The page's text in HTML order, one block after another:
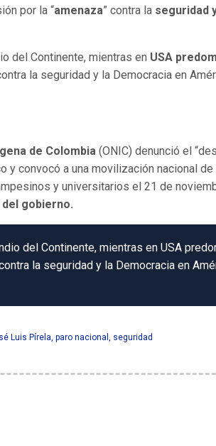
por la “amenaza” contra la seguridad
del Continente, mientras en USA
la seguridad y la Democracia en
de Colombia (ONIC) denunció el
y convocó a una movilización nacional de
y universitarios el 21 de
gobierno.
del Continente, mientras en USA
la seguridad y la Democracia en
Luis Pírela, paro nacional , seguridad